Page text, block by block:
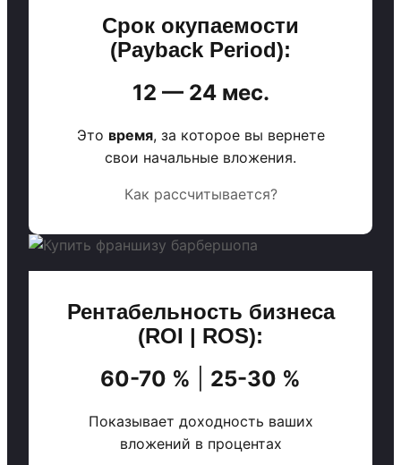
Срок окупаемости
(Payback Period):
12 — 24 мес.
Это время, за которое вы вернете
свои начальные вложения.
Как рассчитывается?
Рентабельность бизнеса
(ROI | ROS):
60-70 % 25-30 %
Показывает доходность ваших
вложений в процентах